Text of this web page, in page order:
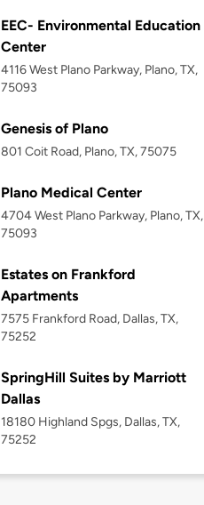
EEC- Environmental Education
Center
4116 West Plano Parkway, Plano, TX,
75093
Genesis of Plano
801 Coit Road, Plano, TX, 75075
Plano Medical Center
4704 West Plano Parkway, Plano, TX,
75093
Estates on Frankford
Apartments
7575 Frankford Road, Dallas, TX,
75252
SpringHill Suites by Marriott
Dallas
18180 Highland Spgs, Dallas, TX,
75252